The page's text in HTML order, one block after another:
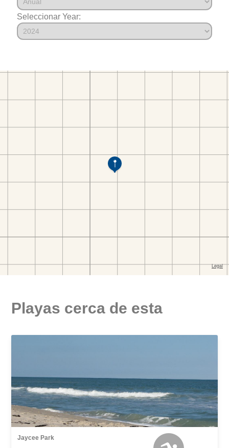
Seleccionar Year:
Playas cerca de esta
Jaycee Park